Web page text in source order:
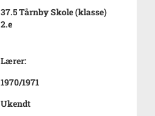
37.5 Tårnby Skole (klasse)
2.e
Lærer:
1970/1971
Ukendt